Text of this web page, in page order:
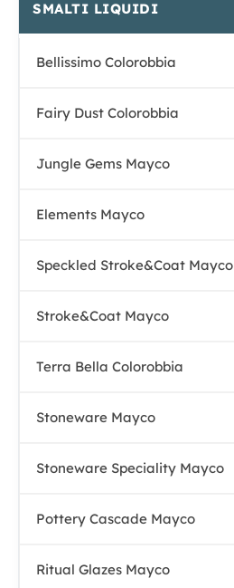
SMALTI LIQUIDI
Bellissimo Colorobbia
Fairy Dust Colorobbia
Jungle Gems Mayco
Elements Mayco
Speckled Stroke&Coat Mayco
Stroke&Coat Mayco
Terra Bella Colorobbia
Stoneware Mayco
Stoneware Speciality Mayco
Pottery Cascade Mayco
Ritual Glazes Mayco